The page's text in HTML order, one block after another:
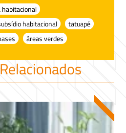
habitacional
habitacional
tatuapé
áreas verdes